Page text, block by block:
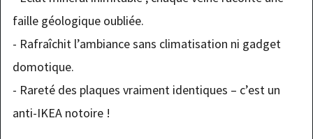
faille géologique oubliée.
- Rafraîchit l’ambiance sans climatisation ni gadget
domotique.
- Rareté des plaques vraiment identiques – c’est un
anti-IKEA notoire !